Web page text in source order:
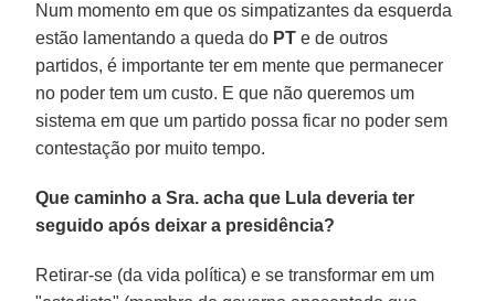
Num momento em que os simpatizantes da esquerda
estão lamentando a queda do PT e de outros
partidos, é importante ter em mente que permanecer
no poder tem um custo. E que não queremos um
sistema em que um partido possa ficar no poder sem
contestação por muito tempo.
Que caminho a Sra. acha que Lula deveria ter
seguido após deixar a presidência?
Retirar-se (da vida política) e se transformar em um